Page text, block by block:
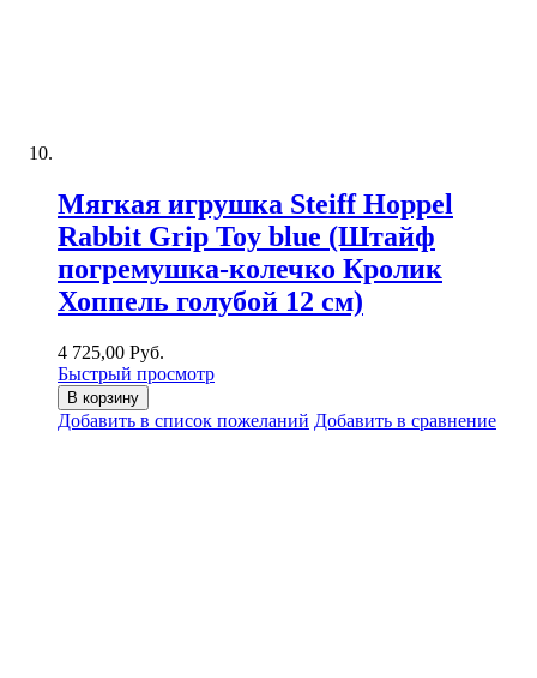
Мягкая игрушка Steiff Hoppel
Rabbit Grip Toy blue (Штайф
погремушка-колечко Кролик
Хоппель голубой 12 см)
4 725,00 Руб.
Быстрый просмотр
В корзину
Добавить в список пожеланий Добавить в сравнение